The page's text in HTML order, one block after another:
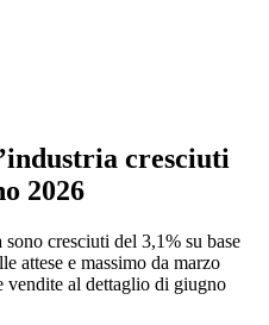
cresciuti
2026
cresciuti del 3,1% su base
attese e massimo da marzo
vendite al dettaglio di giugno